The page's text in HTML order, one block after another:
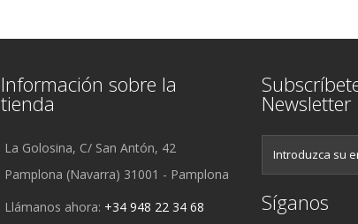
Información sobre la
tienda
La Golosina, C/ San Antón, 42
Pamplona (Navarra) 31001 - Pamplona
Llámanos ahora: +34 948 22 34 68
Newsletter
Síganos